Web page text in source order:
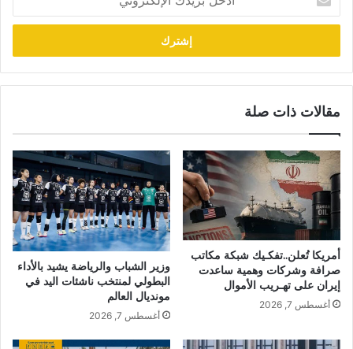
بريدك
الإلكتروني
مقالات ذات صلة
أمريكا تُعلن..تفكـيك شبكة مكاتب
صرافة وشركات وهمية ساعدت
إيران على تهـريب الأموال
أغسطس 7, 2026
وزير الشباب والرياضة يشيد بالأداء
البطولي لمنتخب ناشئات اليد في
مونديال العالم
أغسطس 7, 2026